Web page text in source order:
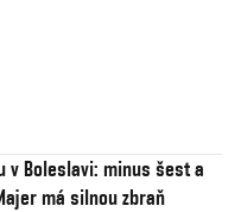
v Boleslavi: minus šest a
má silnou zbraň